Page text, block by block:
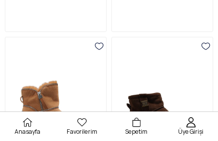
Anasayfa Favorilerim Sepetim Üye Girişi